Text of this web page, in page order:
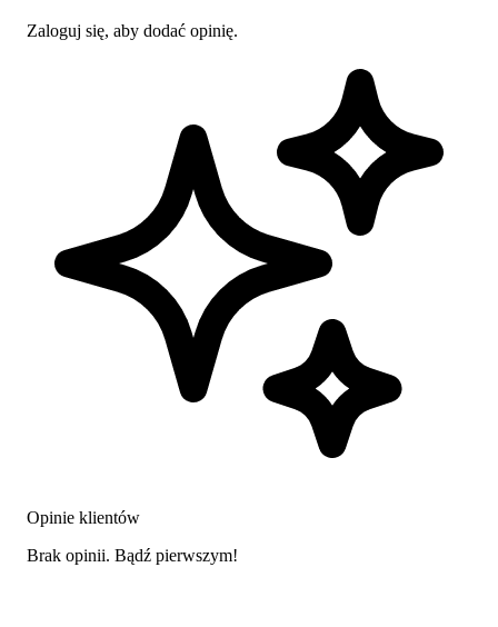
Zaloguj się, aby dodać opinię.
Opinie klientów
Brak opinii. Bądź pierwszym!